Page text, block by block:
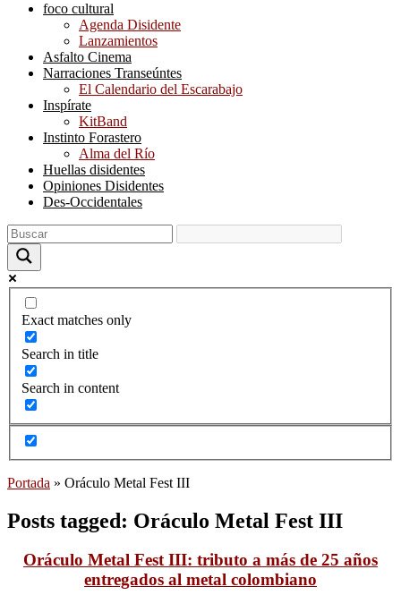
foco cultural
Agenda Disidente
Lanzamientos
Asfalto Cinema
Narraciones Transeúntes
El Calendario del Escarabajo
Inspírate
KitBand
Instinto Forastero
Alma del Río
Huellas disidentes
Opiniones Disidentes
Des-Occidentales
Exact matches only
Search in title
Search in content
Portada » Oráculo Metal Fest III
Posts tagged: Oráculo Metal Fest III
Oráculo Metal Fest III: tributo a más de 25 años
entregados al metal colombiano